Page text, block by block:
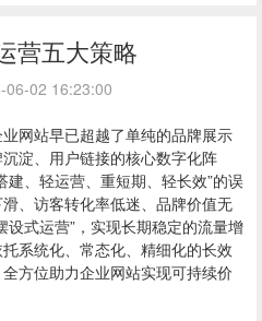
营五大策略
06-02 16:23:00
网站早已超越了单纯的品牌展示
淀、用户链接的核心数字化阵
建、轻运营、重短期、轻长效”的误
、访客转化率低迷、品牌价值无
设式运营”，实现长期稳定的流量增
系统化、常态化、精细化的长效
方位助力企业网站实现可持续价